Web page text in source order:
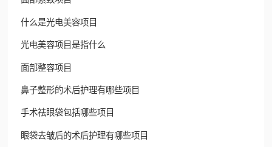
什么是光电美容项目
光电美容项目是指什么
面部整容项目
鼻子整形的术后护理有哪些项目
手术祛眼袋包括哪些项目
眼袋去皱后的术后护理有哪些项目